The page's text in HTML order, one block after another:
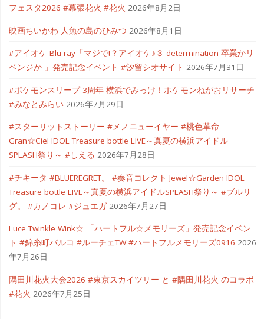
フェスタ2026 #幕張花火 #花火 2026年8月2日
映画ちいかわ 人魚の島のひみつ 2026年8月1日
#アイオケ Blu-ray「マジで!？アイオケ♪３ determination-卒業かリ
ベンジか-」発売記念イベント #汐留シオサイト 2026年7月31日
#ポケモンスリープ 3周年 横浜でみっけ！ポケモンねがおリサーチ
#みなとみらい 2026年7月29日
#スターリットストーリー #メノニューイヤー #桃色革命
Gran☆Ciel IDOL Treasure bottle LIVE～真夏の横浜アイドル
SPLASH祭り～ #しえる 2026年7月28日
#チキータ #BLUEREGRET。 #奏音コレクト Jewel☆Garden IDOL
Treasure bottle LIVE～真夏の横浜アイドルSPLASH祭り～ #ブルリ
グ。 #カノコレ #ジュエガ 2026年7月27日
Luce Twinkle Wink☆ 「ハートフル☆メモリーズ」発売記念イベン
ト #錦糸町パルコ #ルーチェTW #ハートフルメモリーズ0916 2026
年7月26日
隅田川花火大会2026 #東京スカイツリー と #隅田川花火 のコラボ
#花火 2026年7月25日